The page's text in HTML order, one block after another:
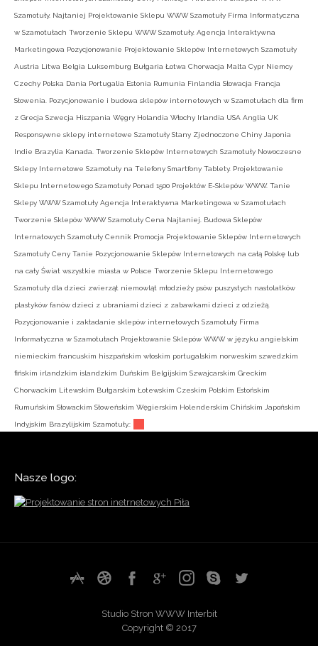
Szamotuły. Najtaniej Projektowanie Sklepu WWW Szamotuły Firma Informatyczna
w Szamotułach Tworzenie Sklepu WWW Szamotuły. Agencja Interaktywna
Marketingowa Pozycjonowanie Projektowanie Sklepów Internetowych Szamotuły
Austria Litwa Belgia Luksemburg Bułgaria Łotwa Chorwacja Malta Cypr Niemcy
Czechy Polska Dania Portugalia Estonia Rumunia Finlandia Słowacja Francja
Słowenia. Pozycjonowanie i budowa sklepów internetowych w Szamotułach dla firm
z Grecja Szwecja Hiszpania Węgry Holandia Włochy Irlandia USA Anglia UK
Responsywne sklepy internetowe Szamotuły Stany Zjednoczone Chiny Japonia
Indie Brazylia Kanada. Tworzenie Sklepów Internetowych Szamotuły Nowoczesne
Sklepy Internetowe Szamotuły na Telefony Smartfony Tablety. Projektowanie
Sklepu Internetowego Szamotuły Ponad 1500 Projektów E-Sklepów WWW. Tanie
Sklepy WWW Szamotuły Agencja Interaktywna Marketingowa w Szamotułach
Tworzenie Sklepów WWW Szamotuły Cena Najtaniej. Budowa Sklepów
Internatowych Szamotuły Cennik Promocja Projektowanie Sklepów Internetowych
Szamotuły Ceny Tanie Pozycjonowanie Sklepów Internetowych na całą Polskę lub
na cały Świat wszystkie miasta w Polsce Tworzenie Sklepu Internetowego
Szamotuły dla dzieci zwierząt niemowląt młodzieży psów puszystych nastolatków
plastyków fanów dzieci z ubraniami dzieci z zabawkami dzieci z odzieżą.
Pozycjonowanie i zakładanie sklepów internetowych Szamotuły Firma
Informatyczna w Szamotułach Projektowanie Sklepów WWW w języku angielskim
niemieckim francuskim hiszpańskim włoskim portugalskim norweskim szwedzkim
fińskim irlandzkim islandzkim Duńskim Belgijskim Szwajcarskim Greckim
Chorwackim Litewskim Bułgarskim Łotewskim Czeskim Polskim Estońskim
Rumuńskim Słowackim Słoweńskim Węgierskim Holenderskim Chińskim Japońskim
Indyjskim Brazylijskim Szamotuły.:
Nasze logo:
Studio Stron WWW Interbit
Copyright © 2017